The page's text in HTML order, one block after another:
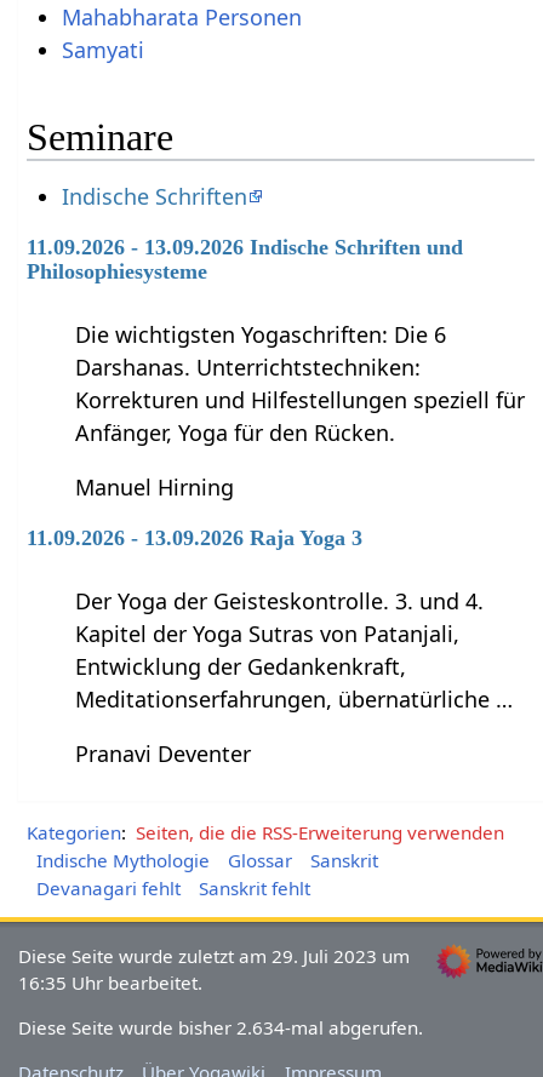
Mahabharata Personen
Samyati
Seminare
Indische Schriften
11.09.2026 - 13.09.2026 Indische Schriften und
Philosophiesysteme
Die wichtigsten Yogaschriften: Die 6
Darshanas. Unterrichtstechniken:
Korrekturen und Hilfestellungen speziell für
Anfänger, Yoga für den Rücken.
Manuel Hirning
11.09.2026 - 13.09.2026 Raja Yoga 3
Der Yoga der Geisteskontrolle. 3. und 4.
Kapitel der Yoga Sutras von Patanjali,
Entwicklung der Gedankenkraft,
Meditationserfahrungen, übernatürliche …
Pranavi Deventer
Kategorien: Seiten, die die RSS-Erweiterung verwenden
Indische Mythologie
Glossar
Sanskrit
Devanagari fehlt
Sanskrit fehlt
Diese Seite wurde zuletzt am 29. Juli 2023 um
16:35 Uhr bearbeitet.
Diese Seite wurde bisher 2.634-mal abgerufen.
Datenschutz
Über Yogawiki Impressum